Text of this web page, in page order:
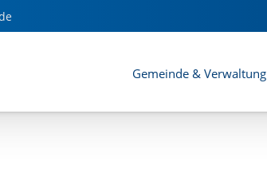
Gemeinde & Verwaltung